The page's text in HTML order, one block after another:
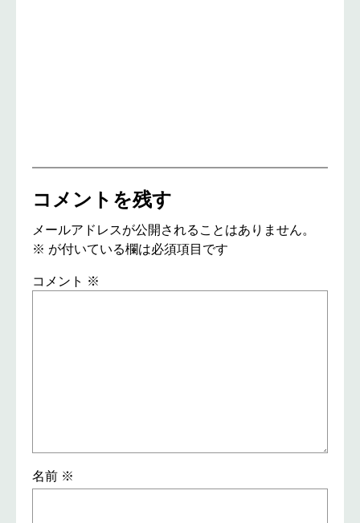
コメントを残す
メールアドレスが公開されることはありません。
※ が付いている欄は必須項目です
コメント ※
名前 ※